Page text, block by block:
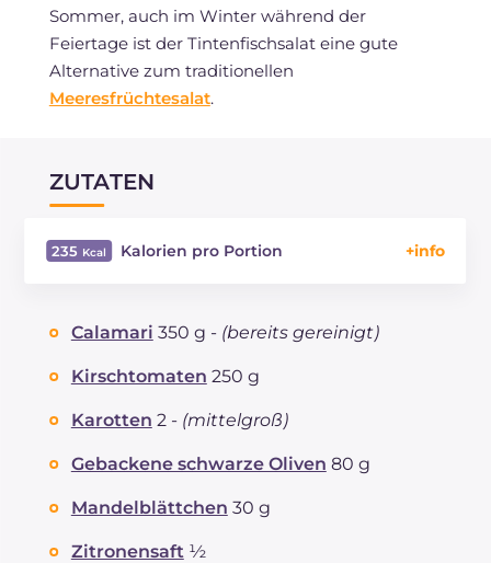
Sommer, auch im Winter während der
Feiertage ist der Tintenfischsalat eine gute
Alternative zum traditionellen
Meeresfrüchtesalat.
ZUTATEN
235 Kalorien pro Portion
davon Zucker g
REZEPTLESEN
davon gesättigte Fettsäuren
Ballaststoffe g
Natrium
Calamari 350 g - (bereits gereinigt)
Kirschtomaten 250 g
Karotten 2 - (mittelgroß)
Gebackene schwarze Oliven 80 g
Mandelblättchen 30 g
Zitronensaft ½